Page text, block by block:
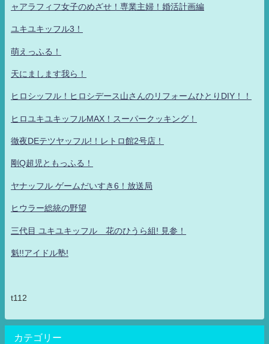
ャアラフィフ女子のめざせ！専業主婦！婚活計画編
ユキユキッフル3！
萌えっふる！
天にまします我ら！
ヒロシッフル！ヒロシデース山さんのリフォームひとりDIY！！
ヒロユキユキッフルMAX！スーパークッキング！
徹夜DEテツヤッフル!！レトロ館2号店！
剛Q超児ともっふる！
ヤナッフル ゲームだいすき6！放送局
ヒウラー総統の野望
三代目 ユキユキッフル 花のひうら組! 見参！
魁!!アイドル塾!
t112
カテゴリー